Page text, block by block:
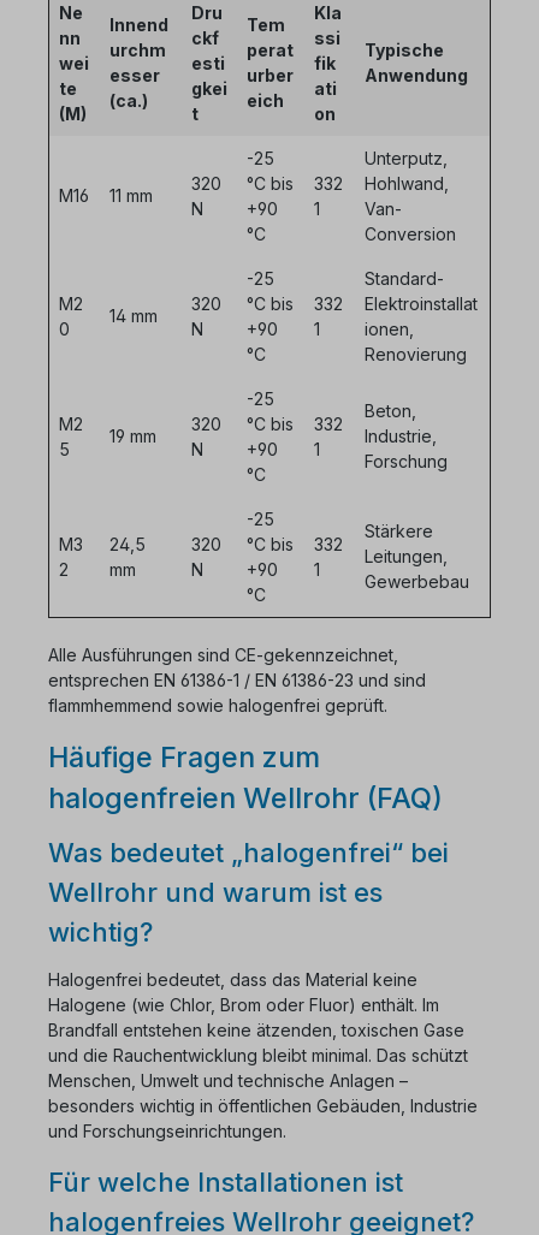
Ne
nn
wei
te
(M)
Innend
urchm
esser
(ca.)
Dru
ckf
esti
gkei
t
Tem
perat
urber
eich
Kla
ssi
fik
ati
on
Typische
Anwendung
M16 11 mm
320
N
-25
°C bis
+90
°C
332
1
Unterputz,
Hohlwand,
Van-
Conversion
M2
0
14 mm
320
N
-25
°C bis
+90
°C
332
1
Standard-
Elektroinstallat
ionen,
Renovierung
M2
5
19 mm
320
N
-25
°C bis
+90
°C
332
1
Beton,
Industrie,
Forschung
M3
2
24,5
mm
320
N
-25
°C bis
+90
°C
332
1
Stärkere
Leitungen,
Gewerbebau
Alle Ausführungen sind CE-gekennzeichnet,
entsprechen EN 61386-1 / EN 61386-23 und sind
flammhemmend sowie halogenfrei geprüft.
Häufige Fragen zum
halogenfreien Wellrohr (FAQ)
Was bedeutet „halogenfrei“ bei
Wellrohr und warum ist es
wichtig?
Halogenfrei bedeutet, dass das Material keine
Halogene (wie Chlor, Brom oder Fluor) enthält. Im
Brandfall entstehen keine ätzenden, toxischen Gase
und die Rauchentwicklung bleibt minimal. Das schützt
Menschen, Umwelt und technische Anlagen –
besonders wichtig in öffentlichen Gebäuden, Industrie
und Forschungseinrichtungen.
Für welche Installationen ist
halogenfreies Wellrohr geeignet?